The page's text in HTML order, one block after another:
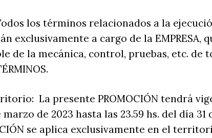
Todos los términos relacionados a la
exclusivamente a cargo de la EMPRESA,
de la mecánica, control, pruebas, etc. de
La presente PROMOCIÓN tendrá
marzo de 2023 hasta las 23.59 hs. del día
se aplica exclusivamente en el